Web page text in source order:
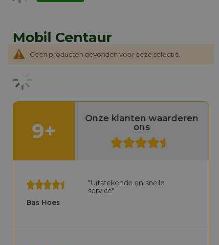
Mobil Centaur
Geen producten gevonden voor deze selectie.
9+
Onze klanten waarderen
ons
Bas Hoes
"Uitstekende en snelle
service"